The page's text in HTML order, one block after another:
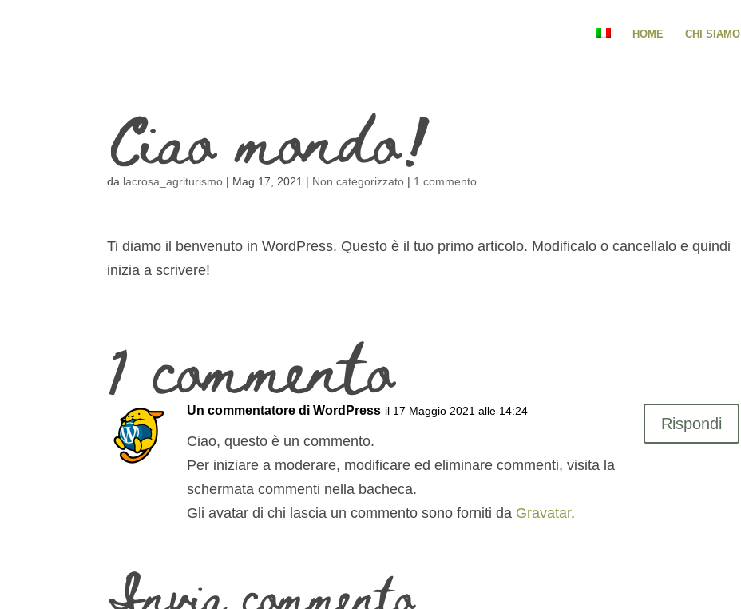
HOME CHI SIAMO
Ciao mondo!
da lacrosa_agriturismo | Mag 17, 2021 | Non categorizzato | 1 commento
Ti diamo il benvenuto in WordPress. Questo è il tuo primo articolo. Modificalo o cancellalo e quindi
inizia a scrivere!
1 commento
Un commentatore di WordPress il 17 Maggio 2021 alle 14:24
Ciao, questo è un commento.
Per iniziare a moderare, modificare ed eliminare commenti, visita la
schermata commenti nella bacheca.
Gli avatar di chi lascia un commento sono forniti da Gravatar.
Rispondi